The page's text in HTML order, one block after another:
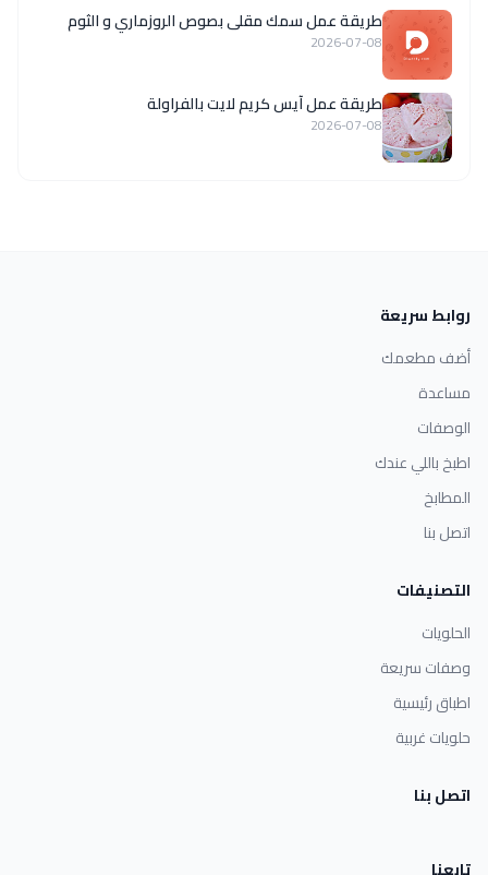
طريقة عمل سمك مقلى بصوص الروزماري و الثوم
2026-07-08
طريقة عمل آيس كريم لايت بالفراولة
2026-07-08
روابط سريعة
أضف مطعمك
مساعدة
الوصفات
اطبخ باللي عندك
المطابخ
اتصل بنا
التصنيفات
الحلويات
وصفات سريعة
اطباق رئيسية
حلويات غربية
اتصل بنا
تابعنا